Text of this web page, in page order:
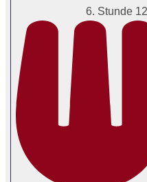
6. Stunde